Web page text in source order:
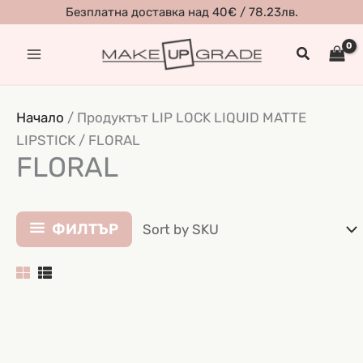
content
Безплатна доставка над 40€ / 78.23лв.
Search
Начало / Продуктът LIP LOCK LIQUID MATTE
LIPSTICK / FLORAL
FLORAL
ФИЛТЪР